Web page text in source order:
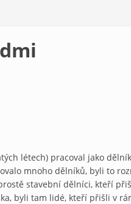
létech) pracoval jako
mnoho dělníků, byli to
stavební dělníci, kteří
byli tam lidé, kteří přišli v